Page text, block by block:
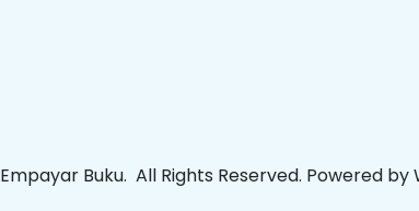
Empayar Buku. All Rights Reserved. Powered by